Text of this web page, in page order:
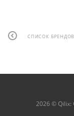
СПИСОК БРЕНДОВ
2026 © Qilix: